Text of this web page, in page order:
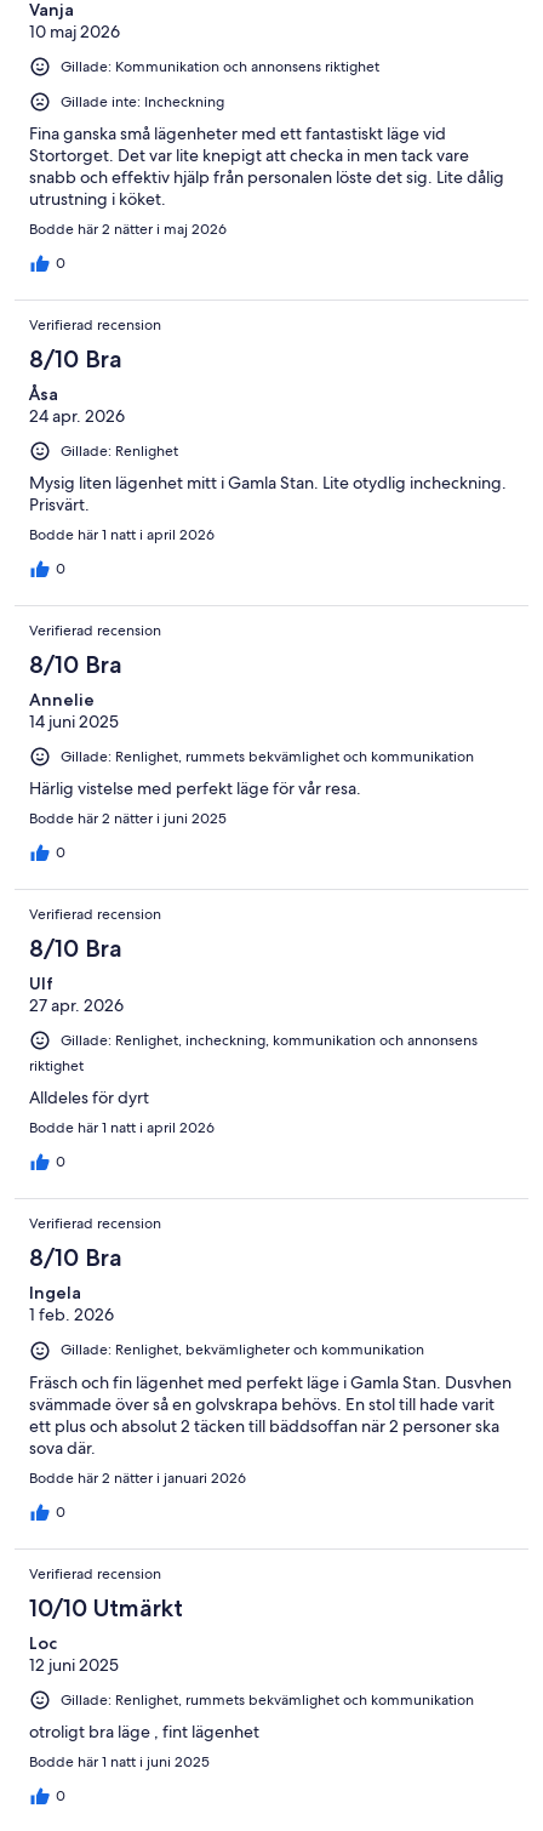
Vanja
10 maj 2026
Gillade: Kommunikation och annonsens riktighet
Gillade inte: Incheckning
Fina ganska små lägenheter med ett fantastiskt läge vid
Stortorget. Det var lite knepigt att checka in men tack vare
snabb och effektiv hjälp från personalen löste det sig. Lite dålig
utrustning i köket.
Bodde här 2 nätter i maj 2026
0
Verifierad recension
8/10 Bra
Åsa
24 apr. 2026
Gillade: Renlighet
Mysig liten lägenhet mitt i Gamla Stan. Lite otydlig incheckning.
Prisvärt.
Bodde här 1 natt i april 2026
0
Verifierad recension
8/10 Bra
Annelie
14 juni 2025
Gillade: Renlighet, rummets bekvämlighet och kommunikation
Härlig vistelse med perfekt läge för vår resa.
Bodde här 2 nätter i juni 2025
0
Verifierad recension
8/10 Bra
Ulf
27 apr. 2026
Gillade: Renlighet, incheckning, kommunikation och annonsens
riktighet
Alldeles för dyrt
Bodde här 1 natt i april 2026
0
Verifierad recension
8/10 Bra
Ingela
1 feb. 2026
Gillade: Renlighet, bekvämligheter och kommunikation
Fräsch och fin lägenhet med perfekt läge i Gamla Stan. Dusvhen
svämmade över så en golvskrapa behövs. En stol till hade varit
ett plus och absolut 2 täcken till bäddsoffan när 2 personer ska
sova där.
Bodde här 2 nätter i januari 2026
0
Verifierad recension
10/10 Utmärkt
Loc
12 juni 2025
Gillade: Renlighet, rummets bekvämlighet och kommunikation
otroligt bra läge , fint lägenhet
Bodde här 1 natt i juni 2025
0